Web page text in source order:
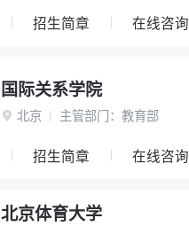
招生简章 在线咨询
国际关系学院
 北京 主管部门： 教育部
招生简章 在线咨询
北京体育大学